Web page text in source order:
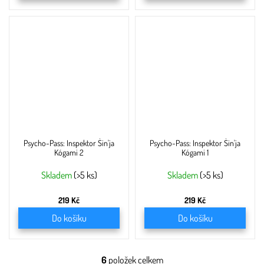
Psycho-Pass: Inspektor Šin'ja
Kógami 2
Skladem (>5 ks)
219 Kč
Do košíku
Psycho-Pass: Inspektor Šin'ja
Kógami 1
Skladem (>5 ks)
219 Kč
Do košíku
6položek celkem